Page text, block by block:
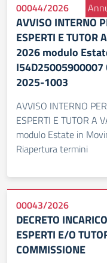
00044/2026
AVVISO INTERNO
ESPERTI E TUTOR
2026 modulo
I54D25005900007
2025-1003
AVVISO INTERNO
ESPERTI E TUTOR A
modulo Estate in
Riapertura termini
00043/2026
DECRETO
ESPERTI E/O
COMMISSIONE